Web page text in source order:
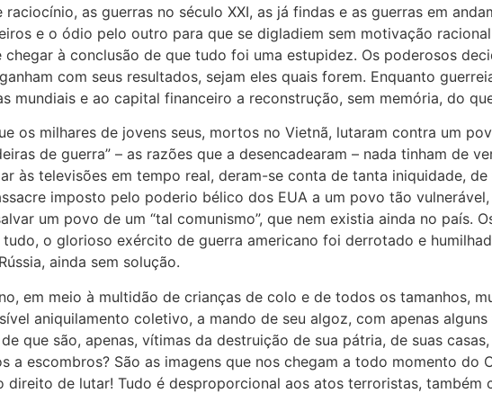
as guerras no século XXI, as já findas e as guerras em
e o ódio pelo outro para que se digladiem sem motivação
à conclusão de que tudo foi uma estupidez. Os poderosos
com seus resultados, sejam eles quais forem. Enquanto
mundiais e ao capital financeiro a reconstrução, sem memória, do
os milhares de jovens seus, mortos no Vietnã, lutaram contra um
de guerra” – as razões que a desencadearam – nada tinham de
às televisões em tempo real, deram-se conta de tanta iniquidade,
imposto pelo poderio bélico dos EUA a um povo tão
um povo de um “tal comunismo”, que nem existia ainda no país.
o glorioso exército de guerra americano foi derrotado e
ainda sem solução.
em meio à multidão de crianças de colo e de todos os tamanhos,
aniquilamento coletivo, a mando de seu algoz, com apenas
que são, apenas, vítimas da destruição de sua pátria, de suas
a escombros? São as imagens que nos chegam a todo momento do
direito de lutar! Tudo é desproporcional aos atos terroristas, também